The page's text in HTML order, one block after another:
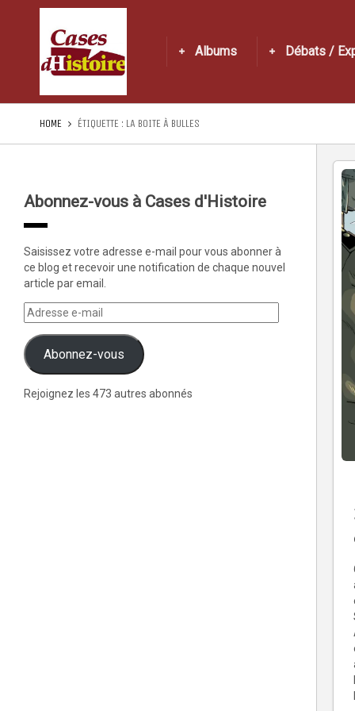
Albums Débats /
HOME ÉTIQUETTE : LA BOITE À BULLES
Abonnez-vous à Cases d'Histoire
Saisissez votre adresse e-mail pour vous abonner à
ce blog et recevoir une notification de chaque nouvel
article par email.
Abonnez-vous
Rejoignez les 473 autres abonnés